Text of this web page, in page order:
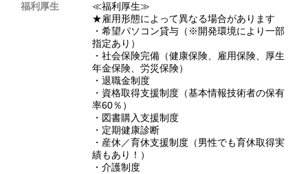
福利厚生
≪福利厚生≫
★雇用形態によって異なる場合があります
・希望パソコン貸与（※開発環境により一部
指定あり）
・社会保険完備（健康保険、雇用保険、厚生
年金保険、労災保険）
・退職金制度
・資格取得支援制度（基本情報技術者の保有
率60％）
・図書購入支援制度
・定期健康診断
・産休／育休支援制度（男性でも育休取得実
績もあり！）
・介護制度